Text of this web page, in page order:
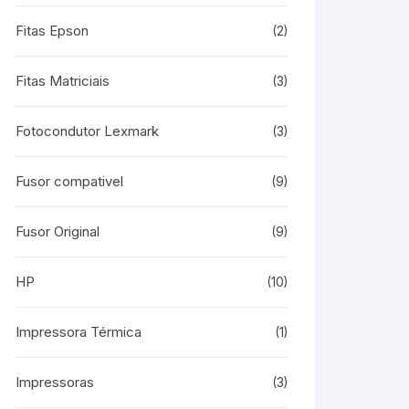
Fitas Epson (2)
Fitas Matriciais (3)
Fotocondutor Lexmark (3)
Fusor compativel (9)
Fusor Original (9)
HP (10)
Impressora Térmica (1)
Impressoras (3)